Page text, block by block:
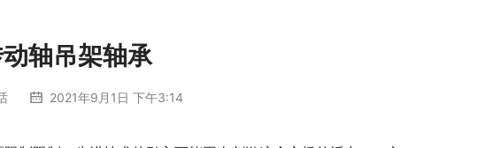
轴吊架轴承
2021年9月1日 下午3:14